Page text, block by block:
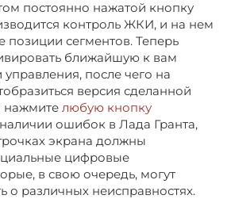
постоянно нажатой кнопку
контроль ЖКИ, и на нем
позиции сегментов. Теперь
ближайшую к вам
после чего на
версия сделанной
нажмите любую кнопку
ошибок в Лада Гранта,
экрана должны
цифровые
в свою очередь, могут
о различных неисправностях.